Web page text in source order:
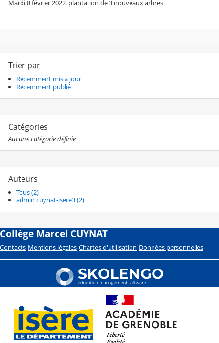
Mardi 8 février 2022, plantation de 3 nouveaux arbres
Trier par
Récemment mis à jour
Récemment publié
Catégories
Aucune catégorie définie
Auteurs
Tous (2)
admin cuynat-isere3 (2)
Collège Marcel CUYNAT
Contacts Mentions légales Chartes d'utilisation Données personnelles